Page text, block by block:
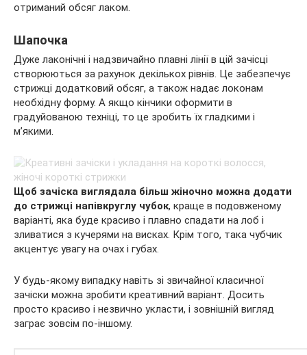
отриманий обсяг лаком.
Шапочка
Дуже лаконічні і надзвичайно плавні лінії в цій зачісці
створюються за рахунок декількох рівнів. Це забезпечує
стрижці додатковий обсяг, а також надає локонам
необхідну форму. А якщо кінчики оформити в
градуйованою техніці, то це зробить їх гладкими і
м’якими.
Щоб зачіска виглядала більш жіночно можна додати
до стрижці напівкруглу чубок, краще в подовженому
варіанті, яка буде красиво і плавно спадати на лоб і
зливатися з кучерями на висках. Крім того, така чубчик
акцентує увагу на очах і губах.
У будь-якому випадку навіть зі звичайної класичної
зачіски можна зробити креативний варіант. Досить
просто красиво і незвично укласти, і зовнішній вигляд
заграє зовсім по-іншому.